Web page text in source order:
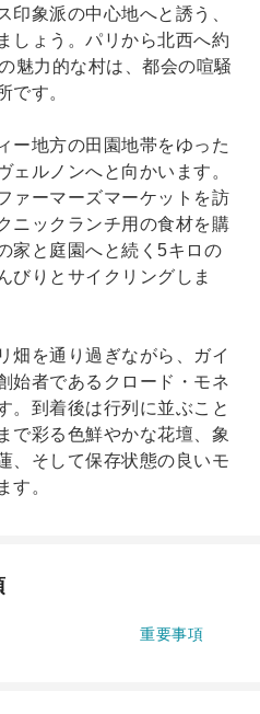
印象派の中心地へと誘う、
しょう。パリから北西へ約
魅力的な村は、都会の喧騒
です。
ー地方の田園地帯をゆった
ェルノンへと向かいます。
ァーマーズマーケットを訪
ニックランチ用の食材を購
家と庭園へと続く5キロの
びりとサイクリングしま
畑を通り過ぎながら、ガイ
始者であるクロード・モネ
。到着後は行列に並ぶこと
で彩る色鮮やかな花壇、象
、そして保存状態の良いモ
す。
重要事項